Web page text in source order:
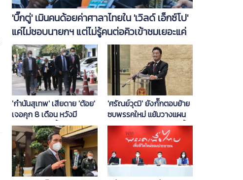
'บิ๊กตู่' เมินคนด้อยค่าศาลาไทยใน 'เวิลด์ เอ็กซ์โป'
แค่ไม่ชอบนายกฯ แต่ไม่รู้คนต่อคิวเข้าชมเยอะแค่
ไหน
'กำนันสุเทพ' เสียดาย 'ต้อย'
เจอคุก 8 เดือน หวังมี
โอกาสรอดในชั้นศาลฎีกา
'ศรัณย์วุฒิ' ยังกั๊กตอบย้าย
ซบพรรคใหม่ แย้มวางแผน
รวมพรรคเล็กสู้ศึกเลือกตั้ง